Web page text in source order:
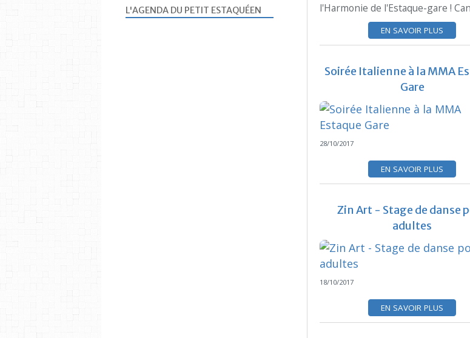
l'Harmonie de l'Estaque-gare !
EN SAVOIR PLUS
Soirée Italienne à la MMA
Gare
28/10/2017
EN SAVOIR PLUS
Zin Art - Stage de danse
adultes
18/10/2017
EN SAVOIR PLUS
L'AGENDA DU PETIT ESTAQUÉEN